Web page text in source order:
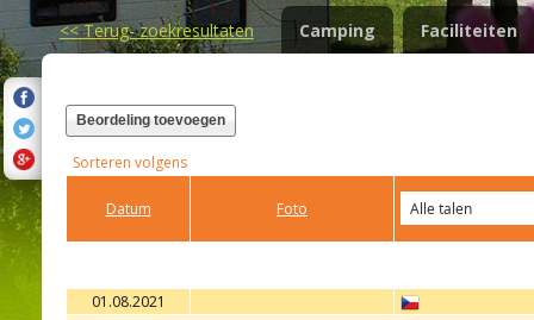
<<Terug- zoekresultaten Camping Faciliteiten
Beordeling toevoegen
Sorteren volgens
Datum Foto
01.08.2021